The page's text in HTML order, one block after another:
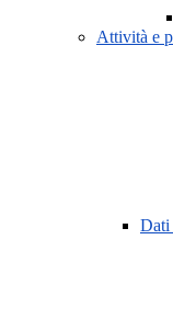
Attività e
Dati